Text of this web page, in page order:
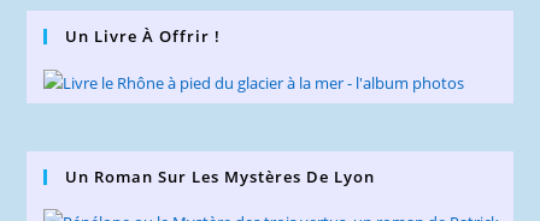
Un Livre À Offrir !
Un Roman Sur Les Mystères De Lyon